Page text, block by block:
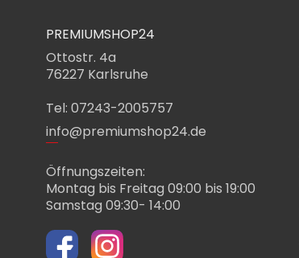
PREMIUMSHOP24
Ottostr. 4a
76227 Karlsruhe
Tel: 07243-2005757
info@premiumshop24.de
Öffnungszeiten:
Montag bis Freitag 09:00 bis 19:00
Samstag 09:30- 14:00